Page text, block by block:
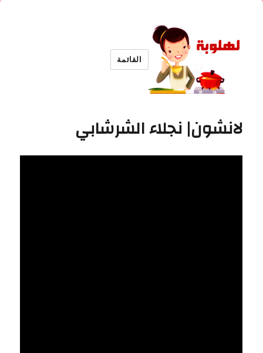
القائمة
لانشون| نجلاء الشرشابي